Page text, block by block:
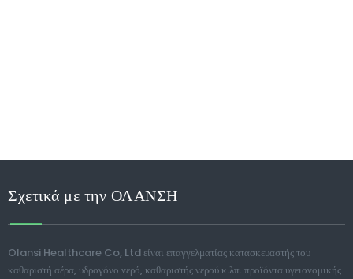
Σχετικά με την ΟΛΑΝΣΗ
Olansi Healthcare Co, Ltd είναι επαγγελματίας κατασκευαστής του
καθαριστή αέρα, υδρογόνο νερό, καθαριστής νερού κ.λπ. προϊόντα υγειονομικής